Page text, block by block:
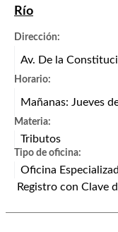
Río
Dirección:
Av. De la
Horario:
Mañanas: Jueves
Materia:
Tributos
Tipo de oficina:
Oficina
Registro con Clave